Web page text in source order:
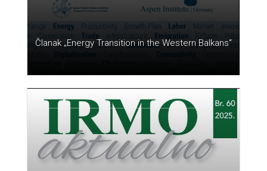
Članak „Energy Transition in the Western Balkans“